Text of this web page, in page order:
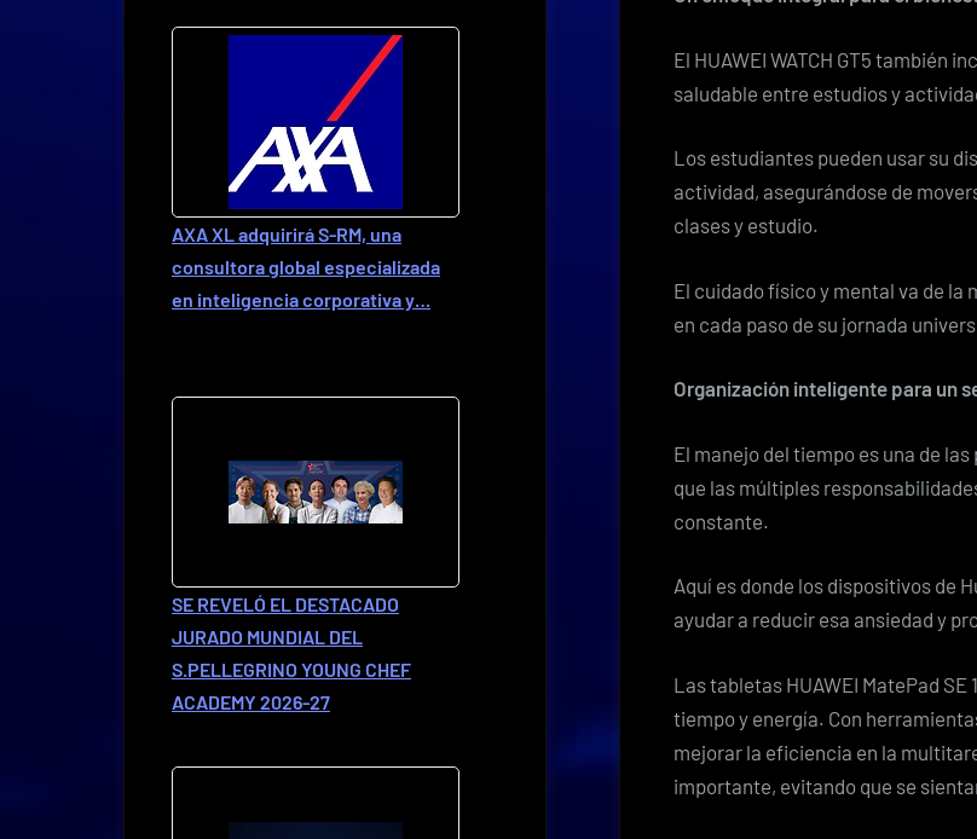
El HUAWEI WATCH GT5 también
saludable entre estudios y
Los estudiantes pueden usar su
actividad, asegurándose de
clases y estudio.
El cuidado físico y mental va de la
en cada paso de su jornada
Organización inteligente para un
El manejo del tiempo es una de
que las múltiples
constante.
Aquí es donde los dispositivos de
ayudar a reducir esa ansiedad y
Las tabletas HUAWEI MatePad
tiempo y energía. Con
mejorar la eficiencia en la
importante, evitando que se
AXA XL adquirirá S-RM, una
consultora global especializada
en inteligencia corporativa y…
SE REVELÓ EL DESTACADO
JURADO MUNDIAL DEL
S.PELLEGRINO YOUNG CHEF
ACADEMY 2026-27